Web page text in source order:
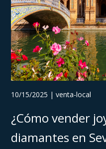
10/15/2025 | venta-local
¿Cómo vender
diamantes en